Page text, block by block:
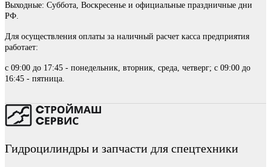
Выходные: Суббота, Воскресенье и официальные праздничные дни
РФ.
Для осуществления оплаты за наличный расчет касса предприятия
работает:
с 09:00 до 17:45 - понедельник, вторник, среда, четверг; с 09:00 до
16:45 - пятница.
Гидроцилиндры и запчасти для спецтехники